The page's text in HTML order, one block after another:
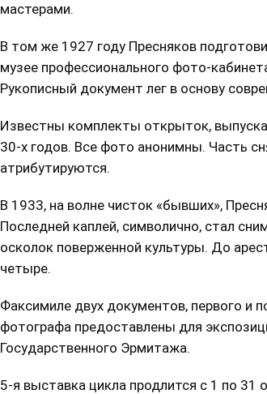
мастерами.
В том же 1927 году Пресняков
музее профессионального фото-
Рукописный документ лег в основу
Известны комплекты открыток,
30-х годов. Все фото анонимны. Часть
атрибутируются.
В 1933, на волне чисток «бывших»,
Последней каплей, символично, стал
осколок поверженной культуры. До
четыре.
Факсимиле двух документов, первого и
фотографа предоставлены для
Государственного Эрмитажа.
5-я выставка цикла продлится с 1 по 31